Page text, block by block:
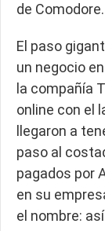
de Comodore.
El paso
un negocio
la compañía
online con el
llegaron a
paso al
pagados por
en su
el nombre: